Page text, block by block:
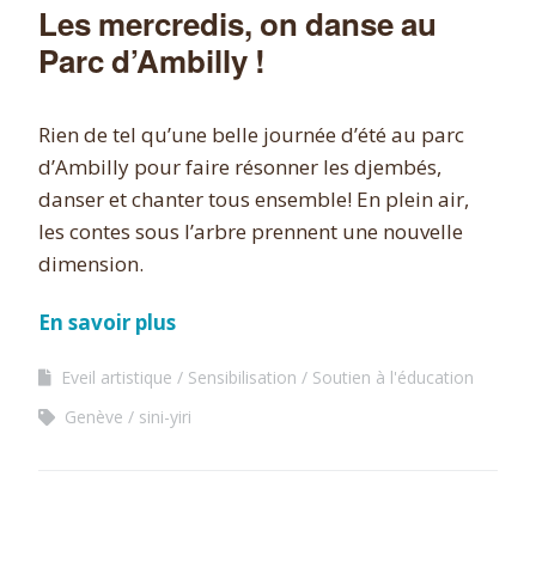
Les mercredis, on danse au
Parc d’Ambilly !
Rien de tel qu’une belle journée d’été au parc
d’Ambilly pour faire résonner les djembés,
danser et chanter tous ensemble! En plein air,
les contes sous l’arbre prennent une nouvelle
dimension.
En savoir plus
Eveil artistique Sensibilisation
Soutien à l'éducation
Genève
sini-yiri